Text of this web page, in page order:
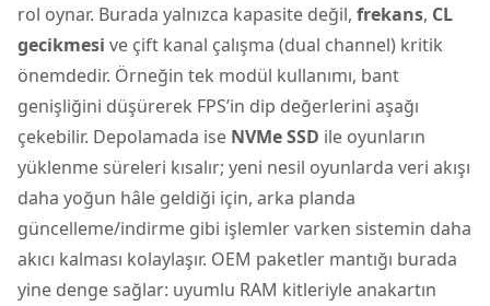
rol oynar. Burada yalnızca kapasite değil, frekans, CL
gecikmesi ve çift kanal çalışma (dual channel) kritik
önemdedir. Örneğin tek modül kullanımı, bant
genişliğini düşürerek FPS’in dip değerlerini aşağı
çekebilir. Depolamada ise NVMe SSD ile oyunların
yüklenme süreleri kısalır; yeni nesil oyunlarda veri akışı
daha yoğun hâle geldiği için, arka planda
güncelleme/indirme gibi işlemler varken sistemin daha
akıcı kalması kolaylaşır. OEM paketler mantığı burada
yine denge sağlar: uyumlu RAM kitleriyle anakartın